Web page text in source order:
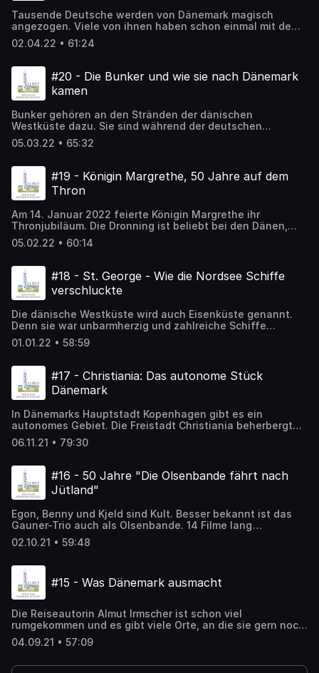
Tausende Deutsche werden von Dänemark magisch
angezogen. Viele von ihnen haben schon einmal mit dem
Gedanken gespielt, einfach zu bleiben. Nach Dänemark
auszuwandern! In dieser Folge spreche ich mit
geht man es an und welche Fallstricke gibt es?
02.04.22 • 61:24
#20 - Die Bunker und wie sie nach Dänemark
kamen
Bunker gehören an den Stränden der dänischen
Westküste dazu. Sie sind während der deutschen
Besatzung Dänemarks entstanden. Die großen Blöcke aus
Stahl und Beton erinnern bis heute an eine dunkle Zeit,
dieser Folge mehr erzählt.
05.03.22 • 65:32
#19 - Königin Margrethe, 50 Jahre auf dem
Thron
Am 14. Januar 2022 feierte Königin Margrethe ihr
Thronjubiläum. Die Dronning ist beliebt bei den Dänen,
vielleicht auch weil sie so gut über sich selbst lachen
kann. Daneben ist Margrethe aber auch sehr künstlerisch
Kopenhagener Journalistin und Touristenführerin Gitte
Merrild über die Königin von Dänemark.
05.02.22 • 60:14
#18 - St. George - Wie die Nordsee Schiffe
verschluckte
Die dänische Westküste wird auch Eisenküste genannt.
Denn sie war unbarmherzig und zahlreiche Schiffe
strandeten hier. Das größte Schiff sank einen Tag vor
Weihnachten - am 23. Dezember 1811. Gemeinsam mit
in Thorsminde.
01.01.22 • 58:59
#17 - Christiania: Das autonome Stück
Dänemark
In Dänemarks Hauptstadt Kopenhagen gibt es ein
autonomes Gebiet. Die Freistadt Christiania beherbergt
Freidenker, Freigeister und eine bunte Kulturszene, ist
aber auch immer wieder durch Gewalt in den Schlagzeilen.
Gelegentlich geht sie dort saunieren und sie hat auch
Freundinnen, die in der Freistadt leben - oder auch
genervt weggezogen sind.
06.11.21 • 79:30
#16 - 50 Jahre "Die Olsenbande fährt nach
Jütland"
Egon, Benny und Kjeld sind Kult. Besser bekannt ist das
Gauner-Trio auch als Olsenbande. 14 Filme lang
versuchten die Drei immer wieder den großen Coup, der
für Egon meist im Gefängnis endete. Nur einmal verschlug
dänische Nordseeküste. In einem alten Nazibunker sollte
ein Schatz liegen. "Die Olsenbande fährt nach Jütland"
feierte im Oktober 1971 Premiere, also genau vor 50
Paul und Steffen vom deutschsprachigen Olsenbande-
Fanclub auf Zeitreise begeben. Im Bunkermuseum
Hanstholm haben wir die Originaldrehplätze und die
02.10.21 • 59:48
#15 - Was Dänemark ausmacht
Die Reiseautorin Almut Irmscher ist schon viel
rumgekommen und es gibt viele Orte, an die sie gern noch
einmal wiederkehren würde. Doch irgendwie landet sie
immer wieder in Dänemark. Warum ist das so? Was macht
kreuz und quer über alles, was uns an Dänemark glücklich
04.09.21 • 57:09